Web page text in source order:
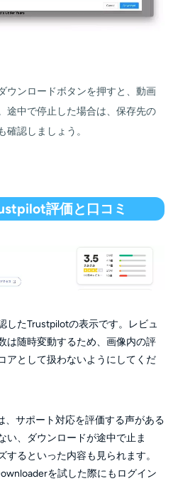
ウンロードボタンを押すと、動画
途中で停止した場合は、保存先の
確認しましょう。
評価と口コミ
したTrustpilotの表示です。レビュ
は随時変動するため、画像内の評
アとして扱わないようにしてくだ
、サポート対応を評価する声がある
い、ダウンロードが途中で止ま
するといった内容も見られます。
を試した際にもログイン